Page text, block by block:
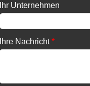
Ihr Unternehmen
Ihre Nachricht *